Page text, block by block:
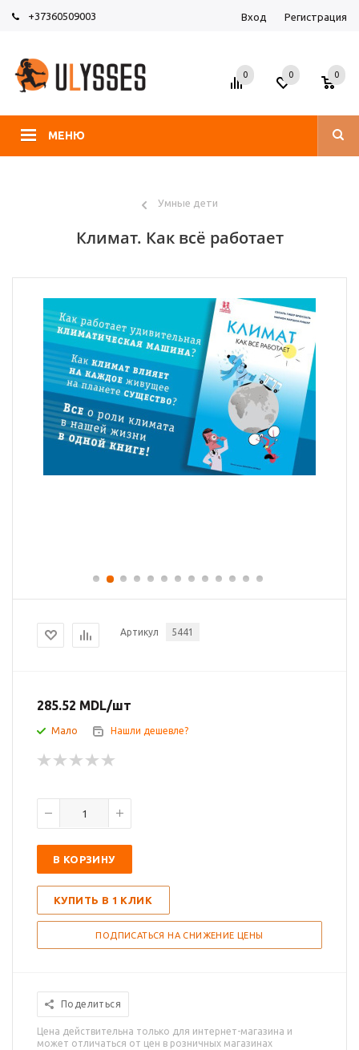
+37360509003 Вход Регистрация
МЕНЮ
0 0 0
Умные дети
Климат. Как всё работает
Артикул 5441
285.52 MDL/шт
Мало Нашли дешевле?
В КОРЗИНУ
КУПИТЬ В 1 КЛИК
ПОДПИСАТЬСЯ НА СНИЖЕНИЕ ЦЕНЫ
Поделиться
Цена действительна только для интернет-магазина и
может отличаться от цен в розничных магазинах